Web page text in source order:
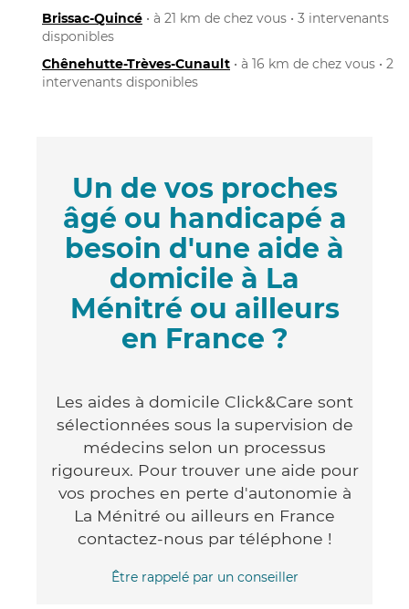
Brissac-Quincé • à 21 km de chez vous • 3 intervenants
disponibles
Chênehutte-Trèves-Cunault • à 16 km de chez vous • 2
intervenants disponibles
Un de vos proches
âgé ou handicapé a
besoin d'une aide à
domicile à La
Ménitré ou ailleurs
en France ?
Les aides à domicile Click&Care sont
sélectionnées sous la supervision de
médecins selon un processus
rigoureux. Pour trouver une aide pour
vos proches en perte d'autonomie à
La Ménitré ou ailleurs en France
contactez-nous par téléphone !
Être rappelé par un conseiller